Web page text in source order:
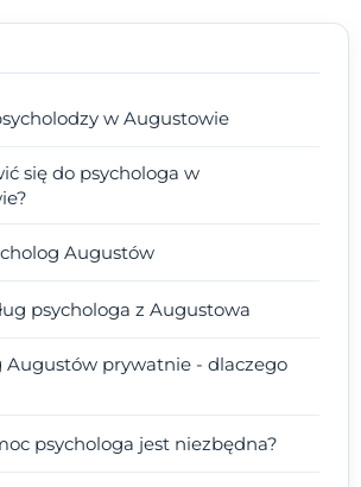
w Augustowie
się do psychologa w
Augustów
psychologa z Augustowa
Augustów prywatnie - dlaczego
psychologa jest niezbędna?